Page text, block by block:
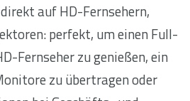
auf HD-Fernsehern,
perfekt, um einen Full-
Fernseher zu genießen, ein
zu übertragen oder